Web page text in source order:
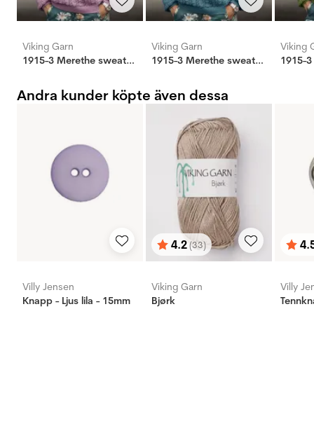
Viking Garn
1915-3 Merethe sweater lys lilla
Viking Garn
1915-3 Merethe sweater petroleum
Viking
Andra kunder köpte även dessa
Villy Jensen
Knapp - Ljus lila - 15mm
Betyg:
4.2(33)
utav 5 stjärnor
Viking Garn
Bjørk
utav
Villy